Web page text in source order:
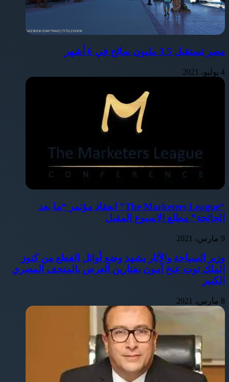
مصر تستقبل 3.5 مليون سائح في 6 أشهر
4 يوليو، 2021
“The Marketers League” انعقاد مؤتمر “ما بعد
الجائحة” مطلع الاسبوع المقبل
9 مارس، 2021
وزير السياحة والآثار يشهد وضع أوائل القطع من كنوز
الملك توت عنخ آمون بفتارين العرض بالمتحف المصري
الكبير
8 مارس، 2021